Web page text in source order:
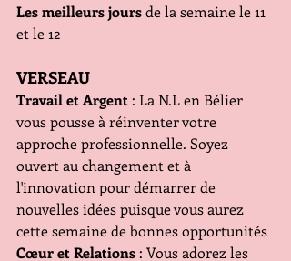
Les meilleurs jours de la semaine le 11
et le 12
VERSEAU
Travail et Argent : La N.L en Bélier
vous pousse à réinventer votre
approche professionnelle. Soyez
ouvert au changement et à
l'innovation pour démarrer de
nouvelles idées puisque vous aurez
cette semaine de bonnes opportunités
Cœur et Relations : Vous adorez les